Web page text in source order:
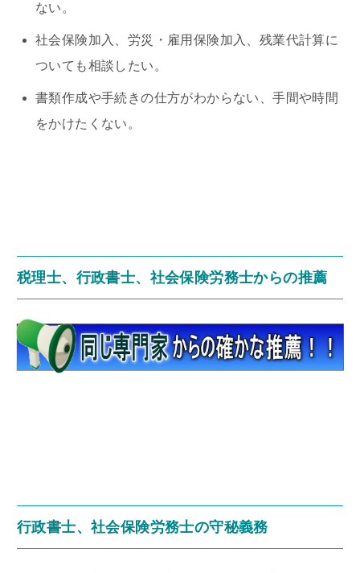
ない。
社会保険加入、労災・雇用保険加入、残業代計算に
ついても相談したい。
書類作成や手続きの仕方がわからない、手間や時間
をかけたくない。
税理士、行政書士、社会保険労務士からの推薦
行政書士、社会保険労務士の守秘義務